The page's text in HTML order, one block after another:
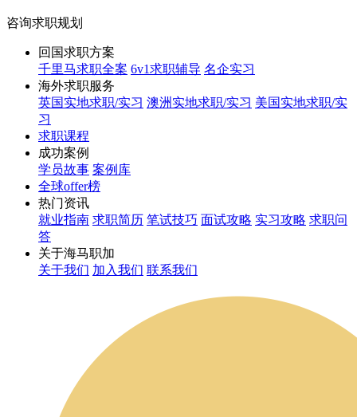
咨询求职规划
回国求职方案
千里马求职全案 6v1求职辅导 名企实习
海外求职服务
英国实地求职/实习 澳洲实地求职/实习 美国实地求职/实
习
求职课程
成功案例
学员故事 案例库
全球offer榜
热门资讯
就业指南 求职简历 笔试技巧 面试攻略 实习攻略 求职问
答
关于海马职加
关于我们 加入我们 联系我们